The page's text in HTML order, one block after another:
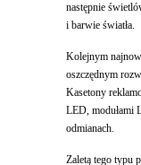
następnie
i barwie światła.
Kolejnym
oszczędnym
Kasetony
LED, modułami
odmianach.
Zaletą tego typu